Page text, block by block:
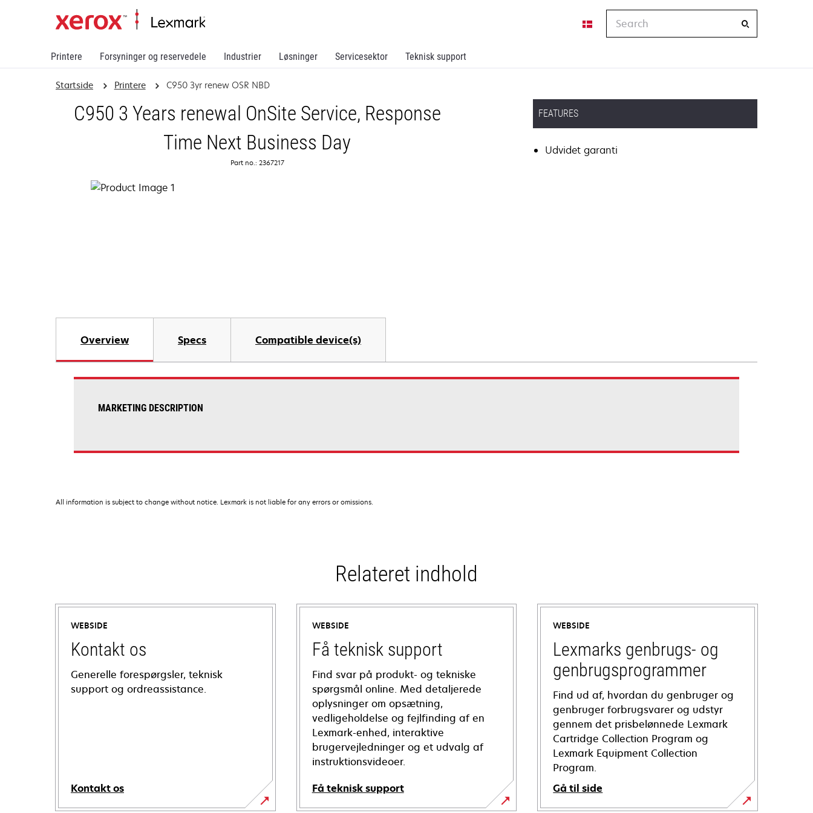
Printere Forsyninger og reservedele Industrier Løsninger Servicesektor Teknisk support
Startside Printere C950 3yr renew OSR NBD
C950 3 Years renewal OnSite Service, Response
Time Next Business Day
Part no.: 2367217
FEATURES
Udvidet garanti
Overview Specs Compatible device(s)
MARKETING DESCRIPTION
All information is subject to change without notice. Lexmark is not liable for any errors or omissions.
Relateret indhold
WEBSIDE
Kontakt os
Generelle forespørgsler, teknisk
support og ordreassistance.
Kontakt os
WEBSIDE
Få teknisk support
Find svar på produkt- og tekniske
spørgsmål online. Med detaljerede
oplysninger om opsætning,
vedligeholdelse og fejlfinding af en
Lexmark-enhed, interaktive
brugervejledninger og et udvalg af
instruktionsvideoer.
Få teknisk support
WEBSIDE
Lexmarks genbrugs- og
genbrugsprogrammer
Find ud af, hvordan du genbruger og
genbruger forbrugsvarer og udstyr
gennem det prisbelønnede Lexmark
Cartridge Collection Program og
Lexmark Equipment Collection
Program.
Gå til side